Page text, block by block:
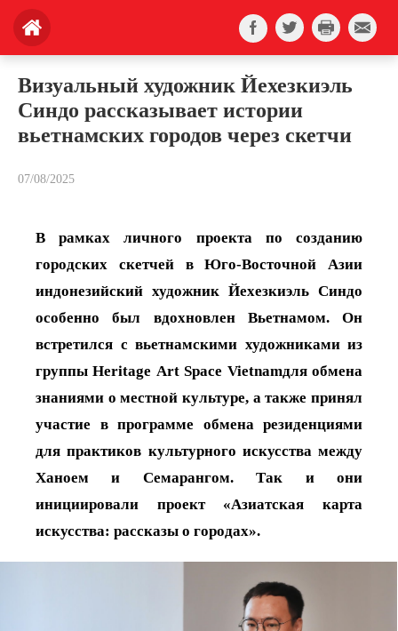
Визуальный художник Йехезкиэль
Синдо рассказывает истории
вьетнамских городов через скетчи
07/08/2025
В рамках личного проекта по созданию
городских скетчей в Юго-Восточной Азии
индонезийский художник Йехезкиэль Синдо
особенно был вдохновлен Вьетнамом. Он
встретился с вьетнамскими художниками из
группыHeritage Art Space Vietnamдля обмена
знаниями о местной культуре, а также принял
участие в программе обмена резиденциями
для практиков культурного искусства между
Ханоем и Семарангом. Так и они
инициировали проект «Азиатская карта
искусства: рассказы о городах».